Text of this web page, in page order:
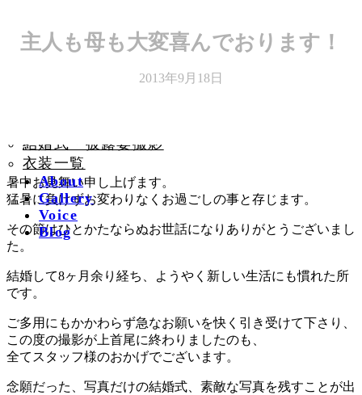
ッ
プ
移
動
前撮りロケーション撮
結婚式・披露宴撮影
衣装一覧
About
Gallery
Voice
Blog
主人も母も大変喜んでおります！
2013年9月18日
暑中お見舞い申し上げます。
猛暑に負けずお変わりなくお過ごしの事と存じます。
その節はひとかたならぬお世話になりありがとうございまし
た。
結婚して8ヶ月余り経ち、ようやく新しい生活にも慣れた所
です。
ご多用にもかかわらず急なお願いを快く引き受けて下さり、
この度の撮影が上首尾に終わりましたのも、
全てスタッフ様のおかげでございます。
念願だった、写真だけの結婚式、素敵な写真を残すことが出